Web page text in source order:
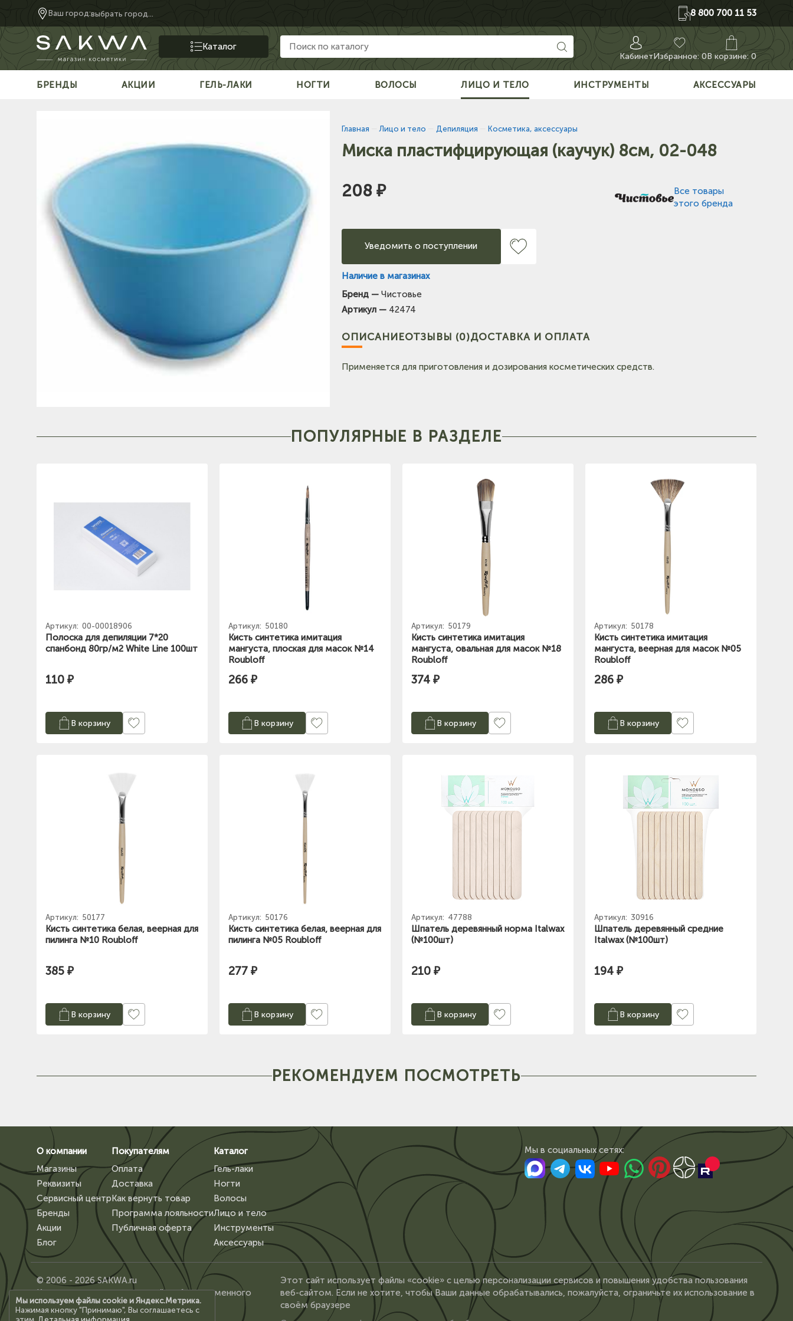
Ваш город:выбрать город... 8 800 700 11 53
Каталог
КабинетИзбранное:0В корзине: 0
БРЕНДЫ АКЦИИ ГЕЛЬ-ЛАКИ НОГТИ ВОЛОСЫ ЛИЦО И ТЕЛО ИНСТРУМЕНТЫ АКСЕССУАРЫ
Главная Лицо и тело Депиляция Косметика, аксессуары
Миска пластифцирующая (каучук) 8см, 02-048
208 ₽
Все товары
этого бренда
Уведомить о поступлении
Наличие в магазинах
Тел: +7-3854-222-223
Бренд — Чистовье
Артикул — 42474
ОПИСАНИЕОТЗЫВЫ (0)ДОСТАВКА И ОПЛАТА
Применяется для приготовления и дозирования косметических средств.
ПОПУЛЯРНЫЕ В РАЗДЕЛЕ
Артикул: 00-00018906
Полоска для депиляции 7*20
спанбонд 80гр/м2 White Line 100шт
110 ₽
В корзину
Артикул: 50180
Кисть синтетика имитация
мангуста, плоская для масок №14
Roubloff
266 ₽
В корзину
Артикул: 50179
Кисть синтетика имитация
мангуста, овальная для масок №18
Roubloff
374 ₽
В корзину
Артикул: 50178
Кисть синтетика имитация
мангуста, веерная для масок №05
Roubloff
286 ₽
В корзину
Артикул: 50177
Кисть синтетика белая, веерная для
пилинга №10 Roubloff
385 ₽
В корзину
Артикул: 50176
Кисть синтетика белая, веерная для
пилинга №05 Roubloff
277 ₽
В корзину
Артикул: 47788
Шпатель деревянный норма Italwax
(№100шт)
210 ₽
В корзину
Артикул: 30916
Шпатель деревянный средние
Italwax (№100шт)
194 ₽
В корзину
РЕКОМЕНДУЕМ ПОСМОТРЕТЬ
О компании
Магазины
Реквизиты
Сервисный центр
Бренды
Акции
Блог
Покупателям
Оплата
Доставка
Как вернуть товар
Программа лояльности
Публичная оферта
Каталог
Гель-лаки
Ногти
Волосы
Лицо и тело
Инструменты
Аксессуары
Мы в сoциальных сетях:
© 2006 - 2026 SAKWA.ru
Копирование материалов сайта, без письменного
разрешения владельца, запрещено.
Этот сайт использует файлы «cookie» с целью персонализации сервисов и повышения удобства пользования
веб-сайтом. Если не хотите, чтобы Ваши данные обрабатывались, пожалуйста, ограничьте их использование в
своём браузере
Мы используем файлы cookie и Яндекс.Метрика.
Нажимая кнопку "Принимаю", Вы соглашаетесь с